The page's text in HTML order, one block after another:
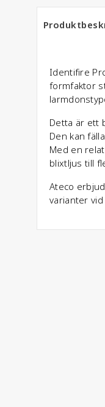
Identifire
formfaktor
Detta är ett
Den kan
Med en
blixtljus till
Ateco
varianter vid